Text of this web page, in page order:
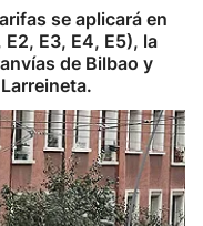
se aplicará en
E3, E4, E5), la
de Bilbao y